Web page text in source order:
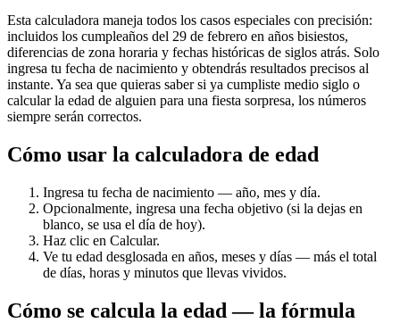
Esta calculadora maneja todos los casos especiales con precisión:
incluidos los cumpleaños del 29 de febrero en años bisiestos,
diferencias de zona horaria y fechas históricas de siglos atrás. Solo
ingresa tu fecha de nacimiento y obtendrás resultados precisos al
instante. Ya sea que quieras saber si ya cumpliste medio siglo o
calcular la edad de alguien para una fiesta sorpresa, los números
siempre serán correctos.
Cómo usar la calculadora de edad
Ingresa tu fecha de nacimiento — año, mes y día.
Opcionalmente, ingresa una fecha objetivo (si la dejas en
blanco, se usa el día de hoy).
Haz clic en Calcular.
Ve tu edad desglosada en años, meses y días — más el total
de días, horas y minutos que llevas vividos.
Cómo se calcula la edad — la fórmula